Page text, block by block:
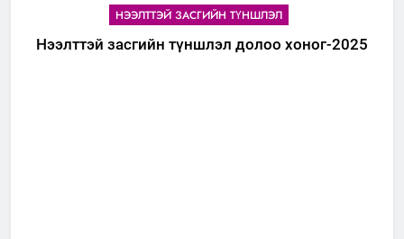
НЭЭЛТТЭЙ ЗАСГИЙН ТҮНШЛЭЛ
Нээлттэй засгийн түншлэл долоо хоног-2025